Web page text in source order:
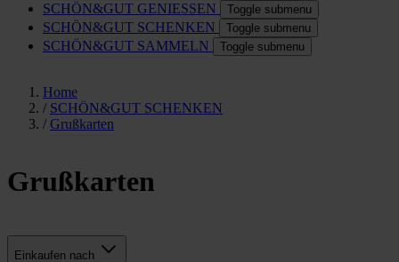
SCHÖN&GUT GENIESSEN Toggle submenu
SCHÖN&GUT SCHENKEN Toggle submenu
SCHÖN&GUT SAMMELN Toggle submenu
Home
/ SCHÖN&GUT SCHENKEN
/ Grußkarten
Grußkarten
Einkaufen nach